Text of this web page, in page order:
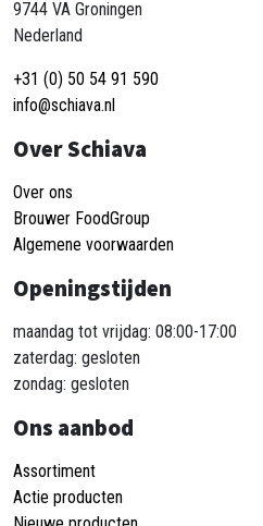
9744 VA Groningen
Nederland
+31 (0) 50 54 91 590
info@schiava.nl
Over Schiava
Over ons
Brouwer FoodGroup
Algemene voorwaarden
Openingstijden
maandag tot vrijdag: 08:00-17:00
zaterdag: gesloten
zondag: gesloten
Ons aanbod
Assortiment
Actie producten